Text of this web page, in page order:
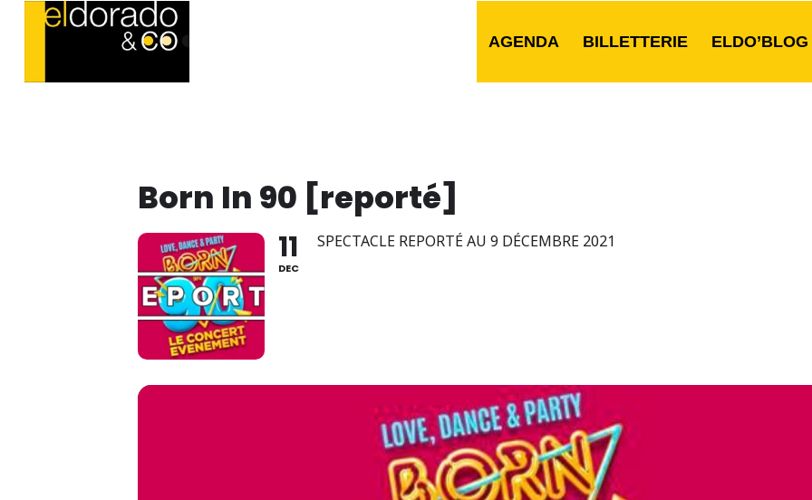
AGENDA BILLETTERIE ELDO’BLOG
Born In 90 [reporté]
11
DEC
SPECTACLE REPORTÉ AU 9 DÉCEMBRE 2021